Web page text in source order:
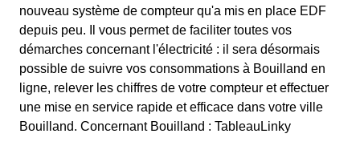
nouveau système de compteur qu'a mis en place EDF
depuis peu. Il vous permet de faciliter toutes vos
démarches concernant l'électricité : il sera désormais
possible de suivre vos consommations à Bouilland en
ligne, relever les chiffres de votre compteur et effectuer
une mise en service rapide et efficace dans votre ville
Bouilland. Concernant Bouilland : TableauLinky